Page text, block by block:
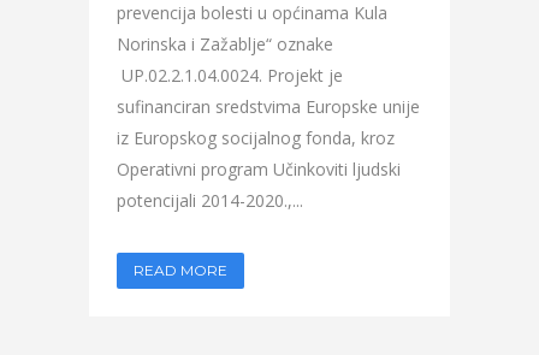
prevencija bolesti u općinama Kula
Norinska i Zažablje“ oznake
UP.02.2.1.04.0024. Projekt je
sufinanciran sredstvima Europske unije
iz Europskog socijalnog fonda, kroz
Operativni program Učinkoviti ljudski
potencijali 2014-2020.,...
READ MORE